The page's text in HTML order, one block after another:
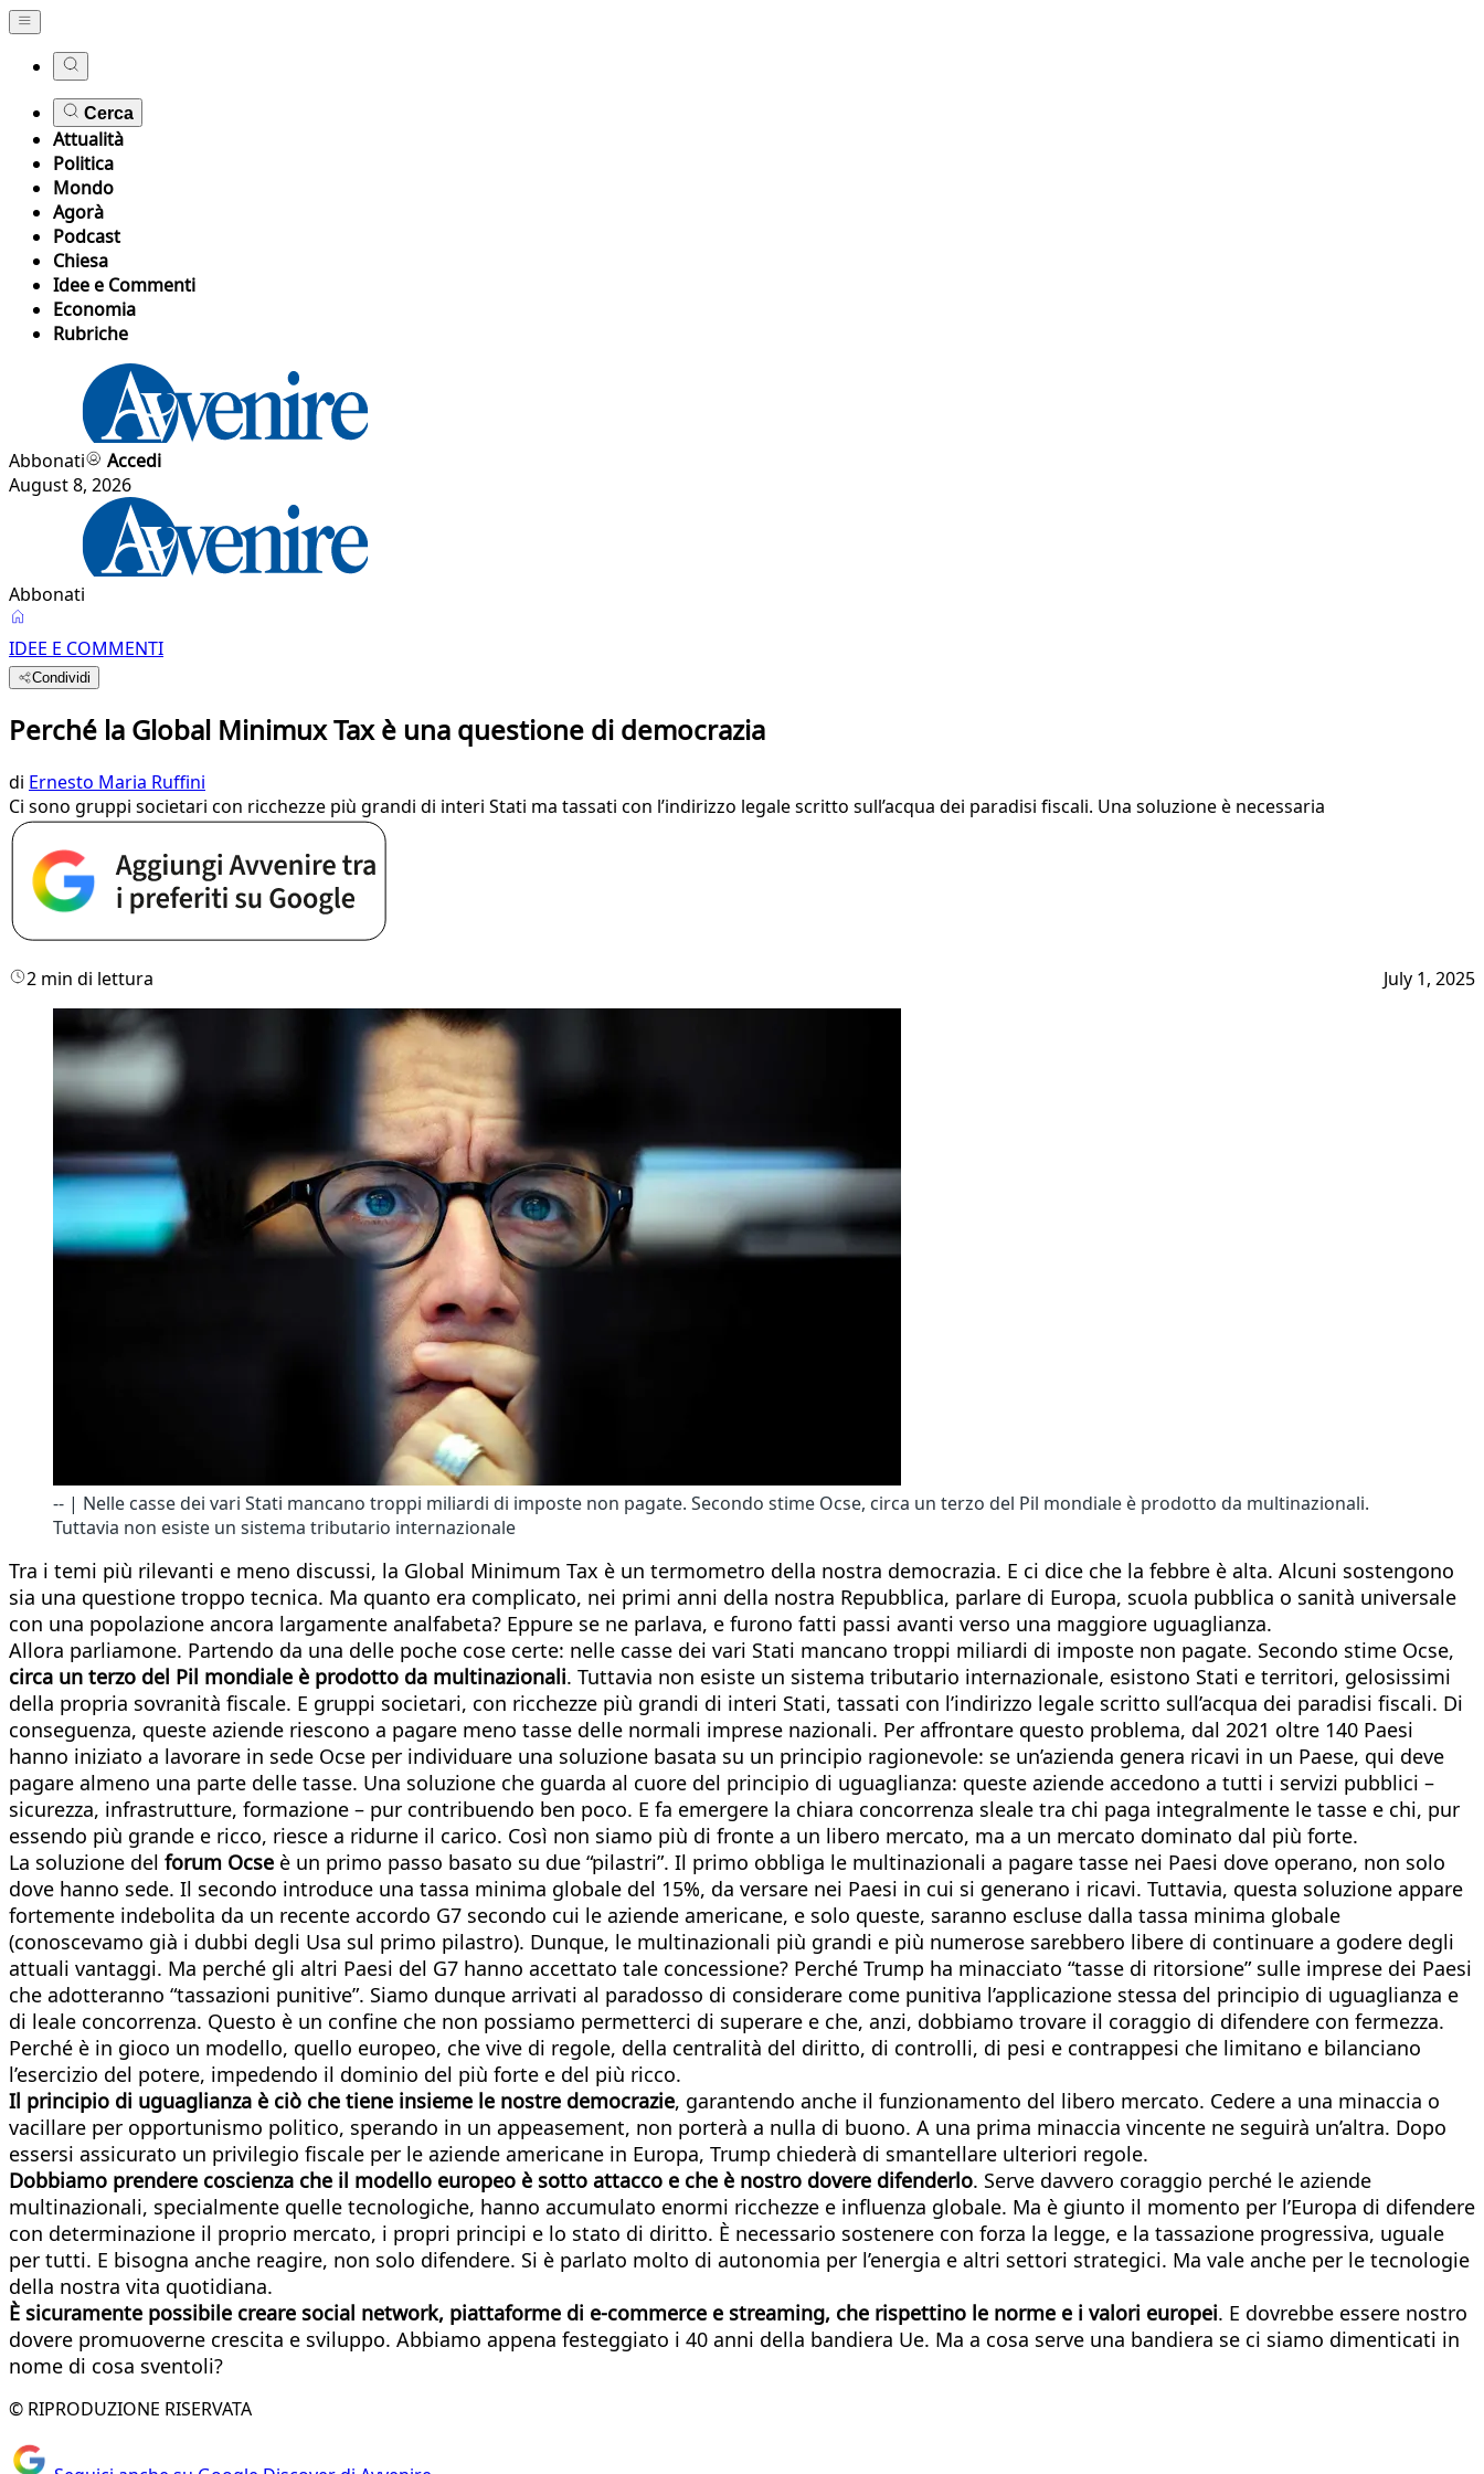
Cerca
Attualità
Politica
Mondo
Agorà
Podcast
Chiesa
Idee e Commenti
Economia
Rubriche
Abbonati
Accedi
August 8, 2026
Abbonati
IDEE E COMMENTI
Condividi
Perché la Global Minimux Tax è una questione di democrazia
di Ernesto Maria Ruffini
Ci sono gruppi societari con ricchezze più grandi di interi Stati ma tassati con l’indirizzo legale scritto sull’acqua dei paradisi fiscali. Una soluzione è necessaria
2 min di lettura July 1, 2025
-- | Nelle casse dei vari Stati mancano troppi miliardi di imposte non pagate. Secondo stime Ocse, circa un terzo del Pil mondiale è prodotto da multinazionali.
Tuttavia non esiste un sistema tributario internazionale
Tra i temi più rilevanti e meno discussi, la Global Minimum Tax è un termometro della nostra democrazia. E ci dice che la febbre è alta. Alcuni sostengono
sia una questione troppo tecnica. Ma quanto era complicato, nei primi anni della nostra Repubblica, parlare di Europa, scuola pubblica o sanità universale
con una popolazione ancora largamente analfabeta? Eppure se ne parlava, e furono fatti passi avanti verso una maggiore uguaglianza.
Allora parliamone. Partendo da una delle poche cose certe: nelle casse dei vari Stati mancano troppi miliardi di imposte non pagate. Secondo stime Ocse,
circa un terzo del Pil mondiale è prodotto da multinazionali. Tuttavia non esiste un sistema tributario internazionale, esistono Stati e territori, gelosissimi
della propria sovranità fiscale. E gruppi societari, con ricchezze più grandi di interi Stati, tassati con l’indirizzo legale scritto sull’acqua dei paradisi fiscali. Di
conseguenza, queste aziende riescono a pagare meno tasse delle normali imprese nazionali. Per affrontare questo problema, dal 2021 oltre 140 Paesi
hanno iniziato a lavorare in sede Ocse per individuare una soluzione basata su un principio ragionevole: se un’azienda genera ricavi in un Paese, qui deve
pagare almeno una parte delle tasse. Una soluzione che guarda al cuore del principio di uguaglianza: queste aziende accedono a tutti i servizi pubblici –
sicurezza, infrastrutture, formazione – pur contribuendo ben poco. E fa emergere la chiara concorrenza sleale tra chi paga integralmente le tasse e chi, pur
essendo più grande e ricco, riesce a ridurne il carico. Così non siamo più di fronte a un libero mercato, ma a un mercato dominato dal più forte.
La soluzione del forum Ocse è un primo passo basato su due “pilastri”. Il primo obbliga le multinazionali a pagare tasse nei Paesi dove operano, non solo
dove hanno sede. Il secondo introduce una tassa minima globale del 15%, da versare nei Paesi in cui si generano i ricavi. Tuttavia, questa soluzione appare
fortemente indebolita da un recente accordo G7 secondo cui le aziende americane, e solo queste, saranno escluse dalla tassa minima globale
(conoscevamo già i dubbi degli Usa sul primo pilastro). Dunque, le multinazionali più grandi e più numerose sarebbero libere di continuare a godere degli
attuali vantaggi. Ma perché gli altri Paesi del G7 hanno accettato tale concessione? Perché Trump ha minacciato “tasse di ritorsione” sulle imprese dei Paesi
che adotteranno “tassazioni punitive”. Siamo dunque arrivati al paradosso di considerare come punitiva l’applicazione stessa del principio di uguaglianza e
di leale concorrenza. Questo è un confine che non possiamo permetterci di superare e che, anzi, dobbiamo trovare il coraggio di difendere con fermezza.
Perché è in gioco un modello, quello europeo, che vive di regole, della centralità del diritto, di controlli, di pesi e contrappesi che limitano e bilanciano
l’esercizio del potere, impedendo il dominio del più forte e del più ricco.
Il principio di uguaglianza è ciò che tiene insieme le nostre democrazie, garantendo anche il funzionamento del libero mercato. Cedere a una minaccia o
vacillare per opportunismo politico, sperando in un appeasement, non porterà a nulla di buono. A una prima minaccia vincente ne seguirà un’altra. Dopo
essersi assicurato un privilegio fiscale per le aziende americane in Europa, Trump chiederà di smantellare ulteriori regole.
Dobbiamo prendere coscienza che il modello europeo è sotto attacco e che è nostro dovere difenderlo. Serve davvero coraggio perché le aziende
multinazionali, specialmente quelle tecnologiche, hanno accumulato enormi ricchezze e influenza globale. Ma è giunto il momento per l’Europa di difendere
con determinazione il proprio mercato, i propri principi e lo stato di diritto. È necessario sostenere con forza la legge, e la tassazione progressiva, uguale
per tutti. E bisogna anche reagire, non solo difendere. Si è parlato molto di autonomia per l’energia e altri settori strategici. Ma vale anche per le tecnologie
della nostra vita quotidiana.
È sicuramente possibile creare social network, piattaforme di e-commerce e streaming, che rispettino le norme e i valori europei. E dovrebbe essere nostro
dovere promuoverne crescita e sviluppo. Abbiamo appena festeggiato i 40 anni della bandiera Ue. Ma a cosa serve una bandiera se ci siamo dimenticati in
nome di cosa sventoli?
© RIPRODUZIONE RISERVATA